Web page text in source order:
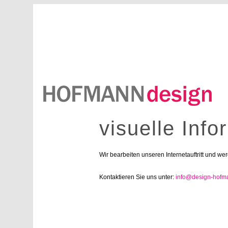
visuelle
Wir bearbeiten unseren Internetauftritt und
Kontaktieren Sie uns unter: info@design-